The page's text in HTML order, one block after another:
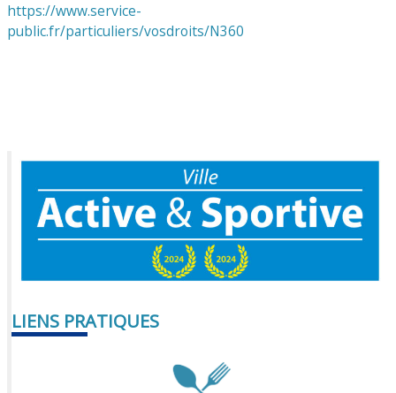
https://www.service-
public.fr/particuliers/vosdroits/N360
LIENS PRATIQUES